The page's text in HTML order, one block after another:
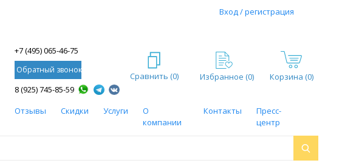
Вход / регистрация
+7 (495) 065-46-75
Обратный звонок
8 (925) 745-85-59
Сравнить (0) Избранное (0) Корзина (0)
Отзывы Скидки Услуги
О
компании
Контакты
Пресс-
центр